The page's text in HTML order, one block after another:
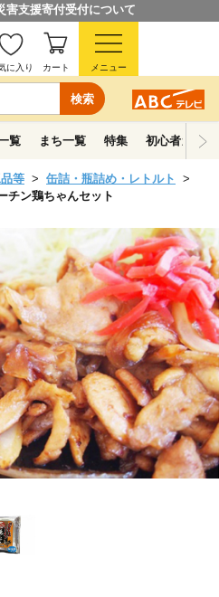
害支援寄付受付について
検索
に入り カート メニュー
覧 まち一覧 特集 初心者ガイド
等
缶詰・瓶詰め・レトルト
チン鶏ちゃんセット